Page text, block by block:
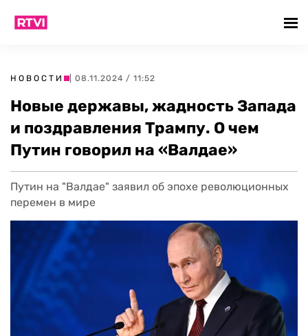
НОВОСТИ | 08.11.2024 / 11:52
Новые державы, жадность Запада
и поздравления Трампу. О чем
Путин говорил на «Валдае»
Путин на "Валдае" заявил об эпохе революционных
перемен в мире